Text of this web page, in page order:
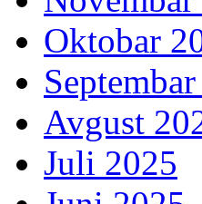
Oktobar
Avgust
Juli 2025